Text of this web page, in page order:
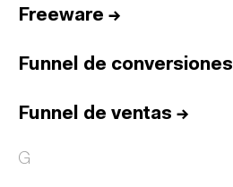
Freeware →
Funnel de conversiones
Funnel de ventas →
G